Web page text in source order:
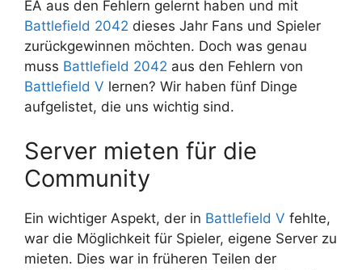
EA aus den Fehlern gelernt haben und mit
Battlefield 2042 dieses Jahr Fans und Spieler
zurückgewinnen möchten. Doch was genau
muss Battlefield 2042 aus den Fehlern von
Battlefield V lernen? Wir haben fünf Dinge
aufgelistet, die uns wichtig sind.
Server mieten für die
Community
Ein wichtiger Aspekt, der in Battlefield V fehlte,
war die Möglichkeit für Spieler, eigene Server zu
mieten. Dies war in früheren Teilen der